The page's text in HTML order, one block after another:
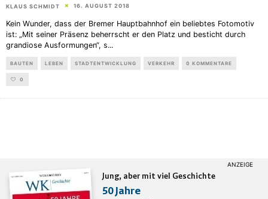
KLAUS SCHMIDT 16. AUGUST 2018
Kein Wunder, dass der Bremer Hauptbahnhof ein beliebtes Fotomotiv
ist: „Mit seiner Präsenz beherrscht er den Platz und besticht durch
grandiose Ausformungen“, s...
BAUTEN LEBEN STADTENTWICKLUNG VERKEHR 0 KOMMENTARE
0
Jung, aber mit viel Geschichte
50 Jahre